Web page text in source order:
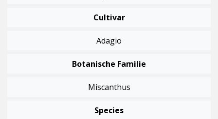
Cultivar
Adagio
Botanische Familie
Miscanthus
Species